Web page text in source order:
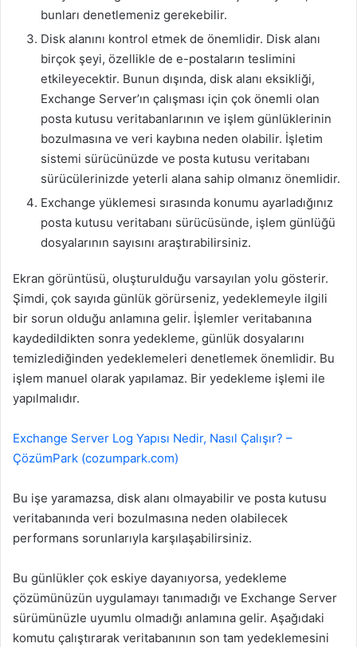
bunları denetlemeniz gerekebilir.
Disk alanını kontrol etmek de önemlidir. Disk alanı
birçok şeyi, özellikle de e-postaların teslimini
etkileyecektir. Bunun dışında, disk alanı eksikliği,
Exchange Server’ın çalışması için çok önemli olan
posta kutusu veritabanlarının ve işlem günlüklerinin
bozulmasına ve veri kaybına neden olabilir. İşletim
sistemi sürücünüzde ve posta kutusu veritabanı
sürücülerinizde yeterli alana sahip olmanız önemlidir.
Exchange yüklemesi sırasında konumu ayarladığınız
posta kutusu veritabanı sürücüsünde, işlem günlüğü
dosyalarının sayısını araştırabilirsiniz.
Ekran görüntüsü, oluşturulduğu varsayılan yolu gösterir.
Şimdi, çok sayıda günlük görürseniz, yedeklemeyle ilgili
bir sorun olduğu anlamına gelir. İşlemler veritabanına
kaydedildikten sonra yedekleme, günlük dosyalarını
temizlediğinden yedeklemeleri denetlemek önemlidir. Bu
işlem manuel olarak yapılamaz. Bir yedekleme işlemi ile
yapılmalıdır.
Exchange Server Log Yapısı Nedir, Nasıl Çalışır? –
ÇözümPark (cozumpark.com)
Bu işe yaramazsa, disk alanı olmayabilir ve posta kutusu
veritabanında veri bozulmasına neden olabilecek
performans sorunlarıyla karşılaşabilirsiniz.
Bu günlükler çok eskiye dayanıyorsa, yedekleme
çözümünüzün uygulamayı tanımadığı ve Exchange Server
sürümünüzle uyumlu olmadığı anlamına gelir. Aşağıdaki
komutu çalıştırarak veritabanının son tam yedeklemesini